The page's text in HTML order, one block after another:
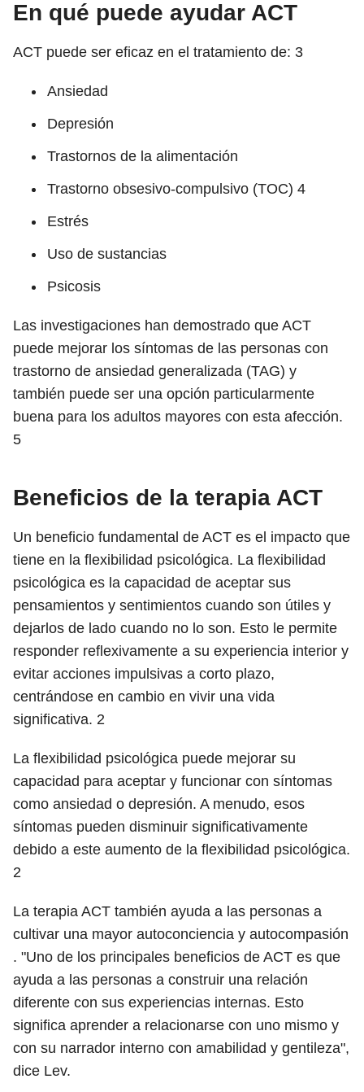
En qué puede ayudar ACT
ACT puede ser eficaz en el tratamiento de: 3
Ansiedad
Depresión
Trastornos de la alimentación
Trastorno obsesivo-compulsivo (TOC) 4
Estrés
Uso de sustancias
Psicosis
Las investigaciones han demostrado que ACT
puede mejorar los síntomas de las personas con
trastorno de ansiedad generalizada (TAG) y
también puede ser una opción particularmente
buena para los adultos mayores con esta afección.
5
Beneficios de la terapia ACT
Un beneficio fundamental de ACT es el impacto que
tiene en la flexibilidad psicológica. La flexibilidad
psicológica es la capacidad de aceptar sus
pensamientos y sentimientos cuando son útiles y
dejarlos de lado cuando no lo son. Esto le permite
responder reflexivamente a su experiencia interior y
evitar acciones impulsivas a corto plazo,
centrándose en cambio en vivir una vida
significativa. 2
La flexibilidad psicológica puede mejorar su
capacidad para aceptar y funcionar con síntomas
como ansiedad o depresión. A menudo, esos
síntomas pueden disminuir significativamente
debido a este aumento de la flexibilidad psicológica.
2
La terapia ACT también ayuda a las personas a
cultivar una mayor autoconciencia y autocompasión
. "Uno de los principales beneficios de ACT es que
ayuda a las personas a construir una relación
diferente con sus experiencias internas. Esto
significa aprender a relacionarse con uno mismo y
con su narrador interno con amabilidad y gentileza",
dice Lev.